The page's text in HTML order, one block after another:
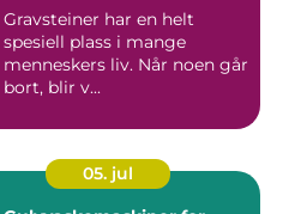
Gravsteiner har en helt
spesiell plass i mange
menneskers liv. Når noen går
bort, blir v...
05. jul